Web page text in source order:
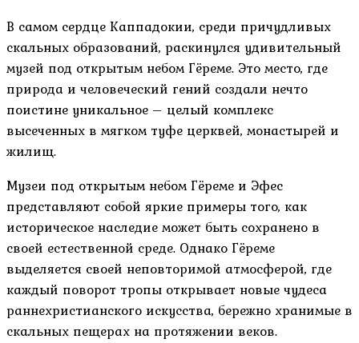
В самом сердце Каппадокии, среди причудливых
скальных образований, раскинулся удивительный
музей под открытым небом Гёреме. Это место, где
природа и человеческий гений создали нечто
поистине уникальное – целый комплекс
высеченных в мягком туфе церквей, монастырей и
жилищ.
Музеи под открытым небом Гёреме и Эфес
представляют собой яркие примеры того, как
историческое наследие может быть сохранено в
своей естественной среде. Однако Гёреме
выделяется своей неповторимой атмосферой, где
каждый поворот тропы открывает новые чудеса
раннехристианского искусства, бережно хранимые в
скальных пещерах на протяжении веков.